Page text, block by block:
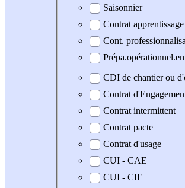
Saisonnier
Contrat apprentissage
Cont.
CDI de chantier ou
Contrat
Contrat intermittent
Contrat pacte
Contrat d'usage
CUI - CAE
CUI - CIE